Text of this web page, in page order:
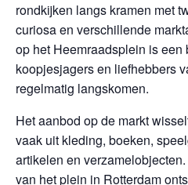
rondkijken langs kramen met
curiosa en verschillende
op het Heemraadsplein is
koopjesjagers en liefhebbers
regelmatig langskomen.
Het aanbod op de markt
vaak uit kleding, boeken,
artikelen en
van het plein in Rotterdam